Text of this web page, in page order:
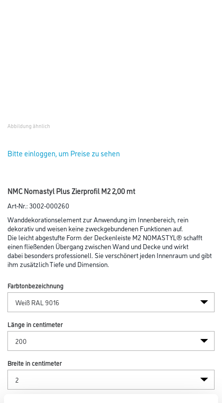
Abbildung ähnlich
Bitte einloggen, um Preise zu sehen
NMC Nomastyl Plus Zierprofil M2 2,00 mt
Art-Nr.:3002-000260
Wanddekorationselement zur Anwendung im Innenbereich, rein
dekorativ und weisen keine zweckgebundenen Funktionen auf.
Die leicht abgestufte Form der Deckenleiste M2 NOMASTYL® schafft
einen fließenden Übergang zwischen Wand und Decke und wirkt
dabei besonders professionell. Sie verschönert jeden Innenraum und gibt
ihm zusätzlich Tiefe und Dimension.
Farbtonbezeichnung
Länge in centimeter
Breite in centimeter